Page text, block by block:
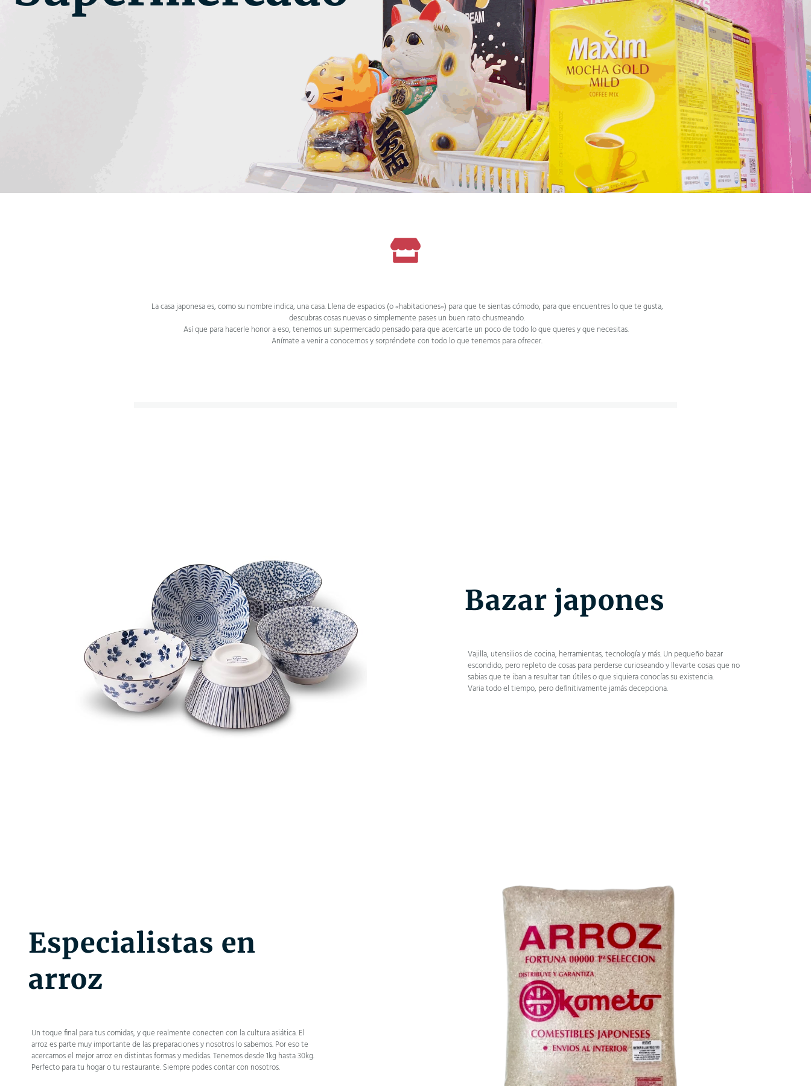
La casa japonesa es, como su nombre indica, una casa. Llena de espacios (o «habitaciones») para que te sientas cómodo, para que encuentres lo que te gusta,
descubras cosas nuevas o simplemente pases un buen rato chusmeando.
Así que para hacerle honor a eso, tenemos un supermercado pensado para que acercarte un poco de todo lo que queres y que necesitas.
Anímate a venir a conocernos y sorpréndete con todo lo que tenemos para ofrecer.
Bazar japones
Vajilla, utensilios de cocina, herramientas, tecnología y más. Un pequeño bazar
escondido, pero repleto de cosas para perderse curioseando y llevarte cosas que no
sabias que te iban a resultar tan útiles o que siquiera conocías su existencia.
Varia todo el tiempo, pero definitivamente jamás decepciona.
Especialistas en
arroz
Un toque final para tus comidas, y que realmente conecten con la cultura asiática. El
arroz es parte muy importante de las preparaciones y nosotros lo sabemos. Por eso te
acercamos el mejor arroz en distintas formas y medidas. Tenemos desde 1kg hasta 30kg.
Perfecto para tu hogar o tu restaurante. Siempre podes contar con nosotros.